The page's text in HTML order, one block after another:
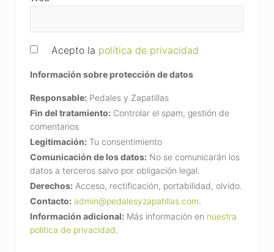
Acepto la política de privacidad
Información sobre protección de datos
Responsable: Pedales y Zapatillas
Fin del tratamiento: Controlar el spam, gestión de
comentarios
Legitimación: Tu consentimiento
Comunicación de los datos: No se comunicarán los
datos a terceros salvo por obligación legal.
Derechos: Acceso, rectificación, portabilidad, olvido.
Contacto: admin@pedalesyzapatillas.com.
Información adicional: Más información en nuestra
política de privacidad.